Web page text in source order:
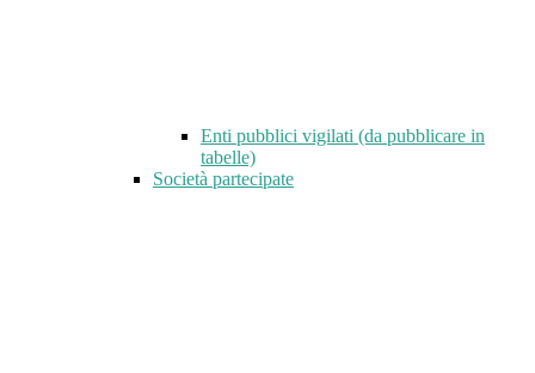
Enti pubblici vigilati (da pubblicare in
tabelle)
Società partecipate